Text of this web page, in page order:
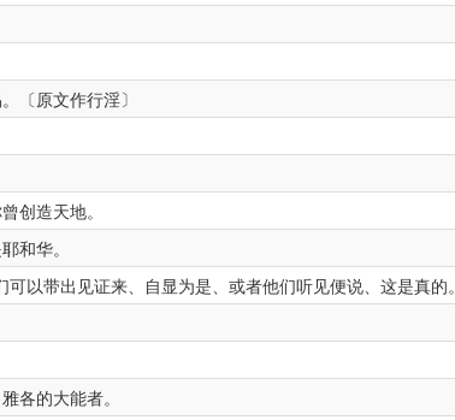
〔原文作行淫〕
创造天地。
和华。
以带出见证来、自显为是、或者他们听见便说、这是真的。
各的大能者。